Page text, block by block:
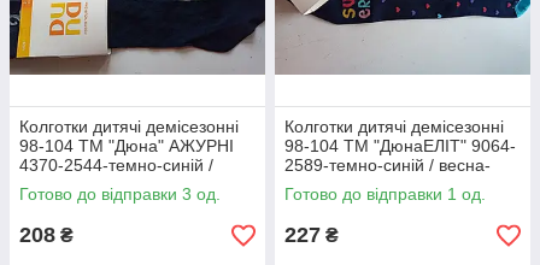
Колготки дитячі демісезонні
98-104 ТМ "Дюна" АЖУРНІ
4370-2544-темно-синій /
весна-осінь
Готово до відправки 3 од.
208 ₴
Колготки дитячі демісезонні
98-104 ТМ "ДюнаЕЛІТ" 9064-
2589-темно-синій / весна-
осінь
Готово до відправки 1 од.
227 ₴